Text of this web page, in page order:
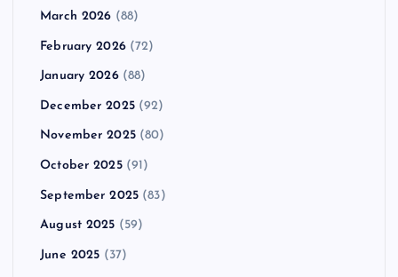
March 2026 (88)
February 2026(72)
January 2026(88)
December 2025(92)
November 2025(80)
October 2025(91)
September 2025 (83)
August 2025 (59)
June 2025 (37)